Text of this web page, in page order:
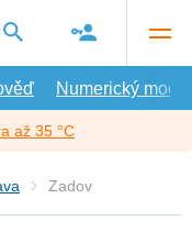
Numerický model
až 35 °C
Zadov